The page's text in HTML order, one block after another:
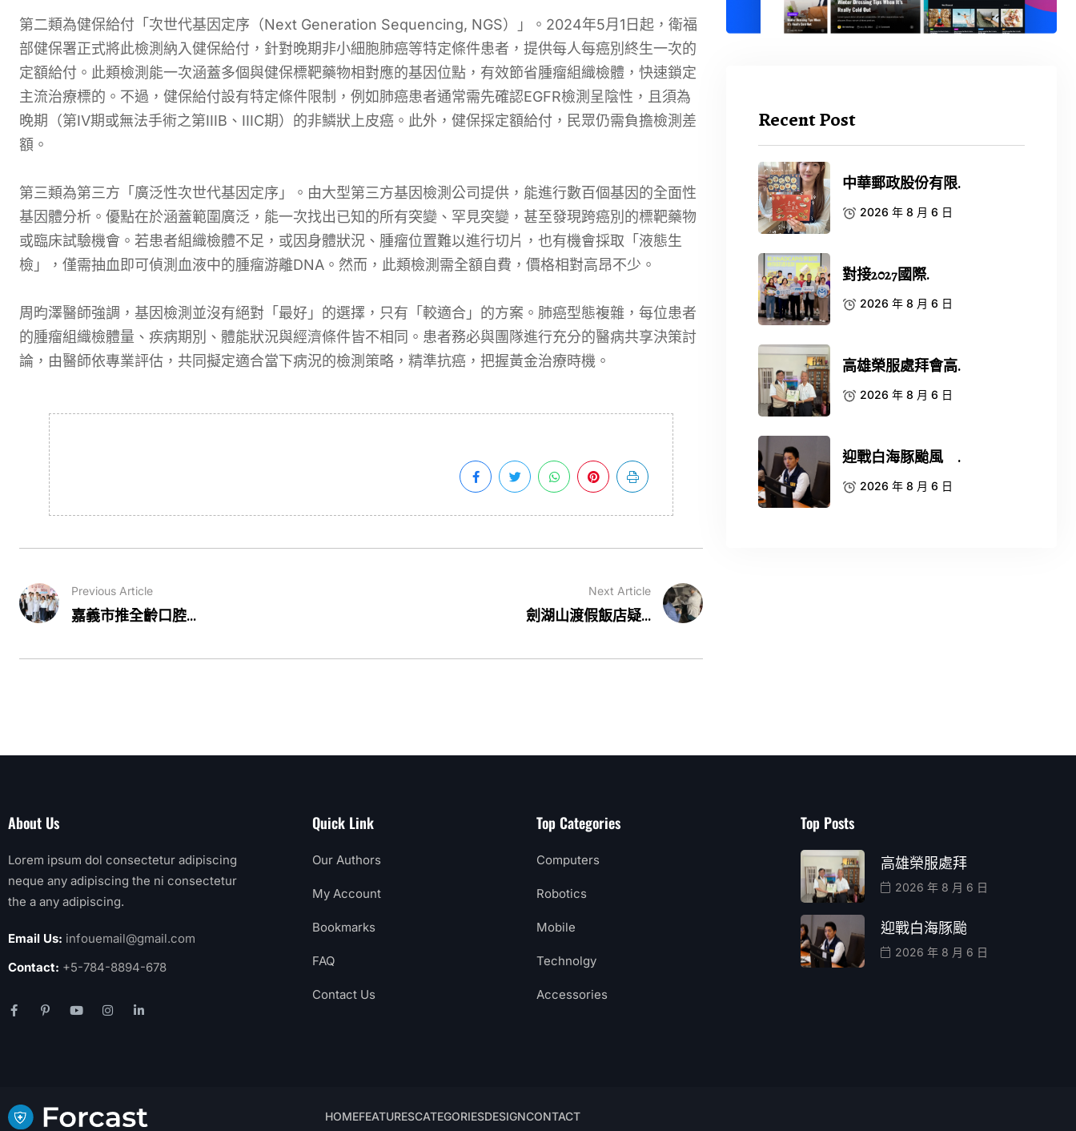
第二類為健保給付「次世代基因定序（Next Generation Sequencing, NGS）」。2024年5月1日起，衛福
部健保署正式將此檢測納入健保給付，針對晚期非小細胞肺癌等特定條件患者，提供每人每癌別終生一次的
定額給付。此類檢測能一次涵蓋多個與健保標靶藥物相對應的基因位點，有效節省腫瘤組織檢體，快速鎖定
主流治療標的。不過，健保給付設有特定條件限制，例如肺癌患者通常需先確認EGFR檢測呈陰性，且須為
晚期（第IV期或無法手術之第IIIB、IIIC期）的非鱗狀上皮癌。此外，健保採定額給付，民眾仍需負擔檢測差
額。
第三類為第三方「廣泛性次世代基因定序」。由大型第三方基因檢測公司提供，能進行數百個基因的全面性
基因體分析。優點在於涵蓋範圍廣泛，能一次找出已知的所有突變、罕見突變，甚至發現跨癌別的標靶藥物
或臨床試驗機會。若患者組織檢體不足，或因身體狀況、腫瘤位置難以進行切片，也有機會採取「液態生
檢」，僅需抽血即可偵測血液中的腫瘤游離DNA。然而，此類檢測需全額自費，價格相對高昂不少。
周昀澤醫師強調，基因檢測並沒有絕對「最好」的選擇，只有「較適合」的方案。肺癌型態複雜，每位患者
的腫瘤組織檢體量、疾病期別、體能狀況與經濟條件皆不相同。患者務必與團隊進行充分的醫病共享決策討
論，由醫師依專業評估，共同擬定適合當下病況的檢測策略，精準抗癌，把握黃金治療時機。
Previous Article
嘉義市推全齡口腔...
Next Article
劍湖山渡假飯店疑...
Recent Post
中華郵政股份有限.
2026 年 8 月 6 日
對接2027國際.
2026 年 8 月 6 日
高雄榮服處拜會高.
2026 年 8 月 6 日
迎戰白海豚颱風 .
2026 年 8 月 6 日
About Us
Lorem ipsum dol consectetur adipiscing
neque any adipiscing the ni consectetur
the a any adipiscing.
Email Us: infouemail@gmail.com
Contact: +5-784-8894-678
Quick Link
Our Authors
My Account
Bookmarks
FAQ
Contact Us
Top Categories
Computers
Robotics
Mobile
Technolgy
Accessories
Top Posts
高雄榮服處拜
2026 年 8 月 6 日
迎戰白海豚颱
2026 年 8 月 6 日
HOMEFEATURESCATEGORIESDESIGNCONTACT